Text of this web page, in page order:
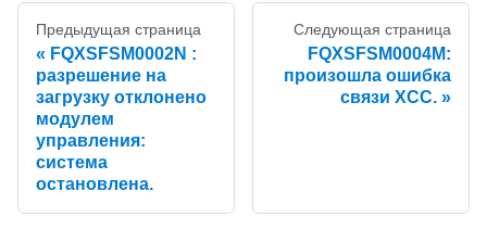
Предыдущая страница
FQXSFSM0002N :
разрешение на
загрузку отклонено
модулем
управления:
система
остановлена.
Следующая страница
FQXSFSM0004M:
произошла ошибка
связи XCC.